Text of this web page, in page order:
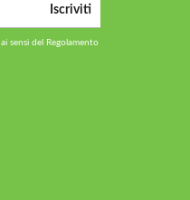
Iscriviti
ai sensi del Regolamento